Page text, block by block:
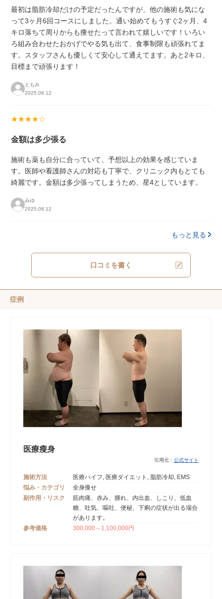
最初は脂肪冷却だけの予定だったんですが、他の施術も気にな
って3ヶ月6回コースにしました。通い始めてもうすぐ2ヶ月、4
キロ落ちて周りからも痩せたって言われて嬉しいです！いろい
ろ組み合わせたおかげでやる気も出て、食事制限も頑張れてま
す。スタッフさんも優しくて安心して通えてます。あと2キロ、
目標まで頑張ります！
ともみ
2025.08.12
★★★★☆
金額は多少張る
施術も薬も自分に合っていて、予想以上の効果を感じていま
す。医師や看護師さんの対応も丁寧で、クリニック内もとても
綺麗です。金額は多少張ってしまうため、星4としています。
みゆ
2025.08.12
もっと見る
口コミを書く
症例
医療瘦身
引用元： 公式サイト
施術方法
医療ハイフ, 医療ダイエット, 脂肪冷却, EMS
悩み・カテゴリ
全身痩せ
副作用・リスク
筋肉痛、赤み、腫れ、内出血、しこり、低血
糖、吐気、嘔吐、便秘、下痢の症状が出る場合
があります。
参考価格
300,000～1,100,000円